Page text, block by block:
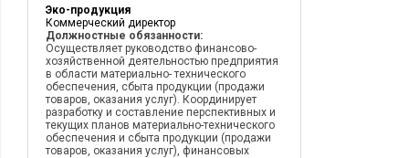
Эко-продукция
Коммерческий директор
Должностные обязанности:
Осуществляет руководство финансово-
хозяйственной деятельностью предприятия
в области материально- технического
обеспечения, сбыта продукции (продажи
товаров, оказания услуг). Координирует
разработку и составление перспективных и
текущих планов материально-технического
обеспечения и сбыта продукции (продажи
товаров, оказания услуг), финансовых